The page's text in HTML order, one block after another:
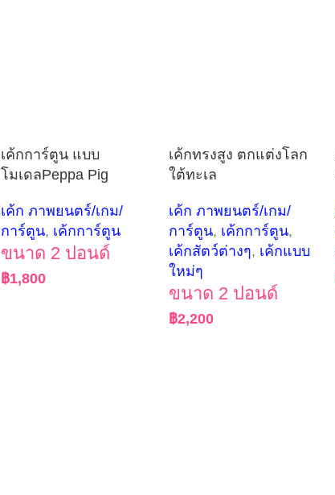
เค้กการ์ตูน แบบ
โมเดลPeppa Pig
เค้ก ภาพยนตร์/เกม/
การ์ตูน, เค้กการ์ตูน
ขนาด 2 ปอนด์
฿1,800
เค้กทรงสูง ตกแต่งโลก
ใต้ทะเล
เค้ก ภาพยนตร์/เกม/
การ์ตูน, เค้กการ์ตูน,
เค้กสัตว์ต่างๆ, เค้กแบบ
ใหม่ๆ
ขนาด 2 ปอนด์
฿2,200